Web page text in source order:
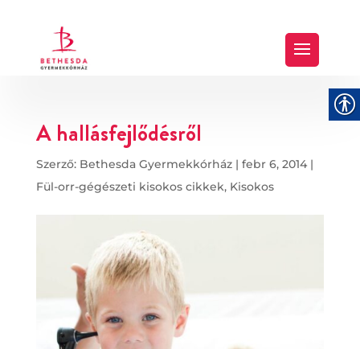
A hallásfejlődésről
Szerző: Bethesda Gyermekkórház| febr 6, 2014|
Fül-orr-gégészeti kisokos cikkek, Kisokos